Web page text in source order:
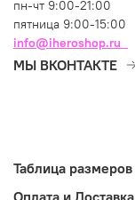
пн-чт 9:00-21:00
пятница 9:00-15:00
info@iheroshop.ru
МЫ ВКОНТАКТЕ
Таблица размеров
Оплата и Доставка